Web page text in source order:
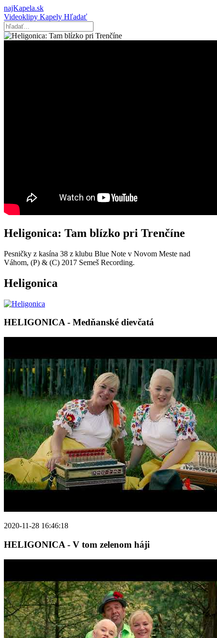
najKapela.sk
Videoklipy Kapely Hľadať
Heligonica: Tam blízko pri Trenčíne
Pesničky z kasína 38 z klubu Blue Note v Novom Meste nad
Váhom, (P) & (C) 2017 Semeš Recording.
Heligonica
HELIGONICA - Medňanské dievčatá
2020-11-28 16:46:18
HELIGONICA - V tom zelenom háji